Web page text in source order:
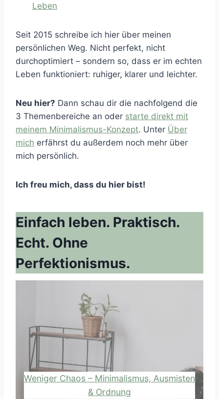
Leben
Seit 2015 schreibe ich hier über meinen
persönlichen Weg. Nicht perfekt, nicht
durchoptimiert – sondern so, dass er im echten
Leben funktioniert: ruhiger, klarer und leichter.
Neu hier? Dann schau dir die nachfolgend die
3 Themenbereiche an oder starte direkt mit
meinem Minimalismus-Konzept. Unter Über
mich erfährst du außerdem noch mehr über
mich persönlich.
Ich freu mich, dass du hier bist!
Einfach leben. Praktisch.
Echt. Ohne
Perfektionismus.
Weniger Chaos – Minimalismus, Ausmisten
& Ordnung